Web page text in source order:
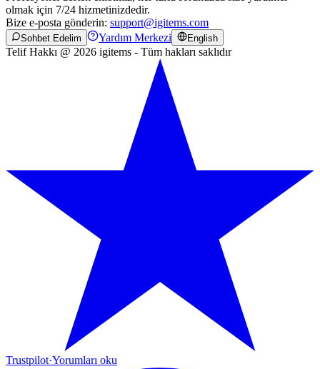
olmak için 7/24 hizmetinizdedir.
Bize e-posta gönderin: support@igitems.com
Sohbet Edelim Yardım Merkezi English
Telif Hakkı @ 2026 igitems - Tüm hakları saklıdır
Trustpilot·Yorumları oku